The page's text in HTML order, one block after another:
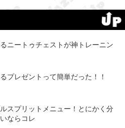
ニートゥチェストが神トレーニン
プレゼントって簡単だった！！
スプリットメニュー！とにかく分
ならコレ